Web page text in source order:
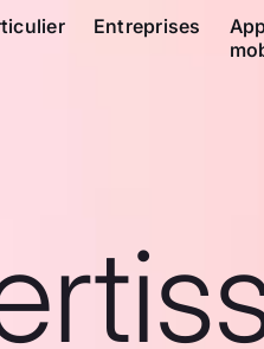
Entreprises